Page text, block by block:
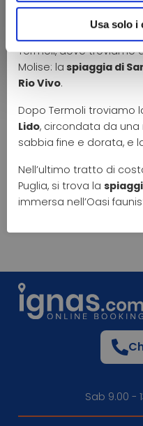
Usa solo i
ha bambini.
Termoli, dove troviamo
Molise: la spiaggia di
Rio Vivo.
Dopo Termoli troviamo
Lido, circondata da
sabbia fine e dorata, e
Nell’ultimo tratto di
Puglia, si trova la
immersa nell’Oasi
Sab 9.00 -